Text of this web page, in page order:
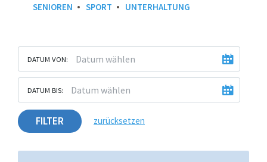
SENIOREN
SPORT UNTERHALTUNG
DATUM VON:
DATUM BIS:
FILTER zurücksetzen